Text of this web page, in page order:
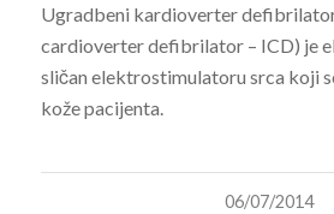
Ugradbeni kardioverter
cardioverter defibrilator – ICD) je
sličan elektrostimulatoru srca koji
kože pacijenta.
06/07/2014